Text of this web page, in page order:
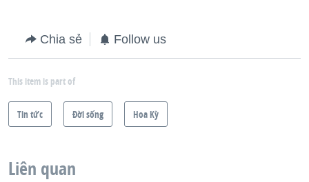
Chia sẻ Follow us
This item is part of
Tin tức Ðời sống Hoa Kỳ
Liên quan